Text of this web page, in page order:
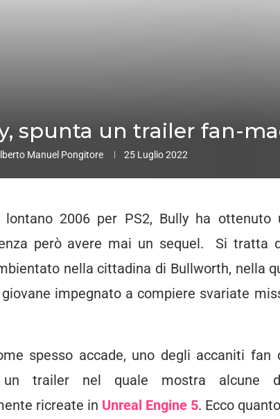
spunta un trailer fan-
Manuel Pongitore 25 Luglio 2022
lontano 2006 per PS2, Bully ha
però avere mai un sequel. Si tratta
nella cittadina di Bullworth, nella
impegnato a compiere svariate
spesso accade, uno degli accaniti fan
un trailer nel quale mostra alcune
ricreate in Unreal Engine 5. Ecco